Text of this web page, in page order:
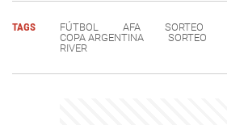
TAGS FÚTBOL AFA SORTEO
COPA ARGENTINA
SORTEO
RIVER